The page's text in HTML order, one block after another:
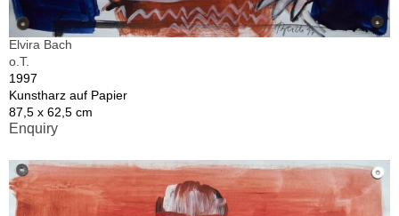
Elvira Bach
o.T.
1997
Kunstharz auf Papier
87,5 x 62,5 cm
Enquiry